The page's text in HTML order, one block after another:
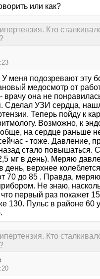
или как?
Кто
У меня подозревают эту
медосмотр от
врачу она не
Сделал УЗИ сердца,
Теперь пойду к
Возможно, к
на сердце раньше
- тоже. Давление,
стало повышаться.
мг в день). Меряю
день, верхнее
70 до 85 . Правда, меряю
Не знаю,
первый раз покажет
130. Пульс в районе 60
Кто